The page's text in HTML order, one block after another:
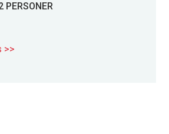
PERSONER
>>